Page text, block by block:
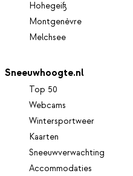
Hohegeiß
Montgenèvre
Melchsee
Sneeuwhoogte.nl
Top 50
Webcams
Wintersportweer
Kaarten
Sneeuwverwachting
Accommodaties